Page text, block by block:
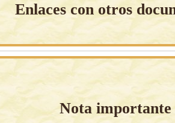
Enlaces con otros
Nota importante